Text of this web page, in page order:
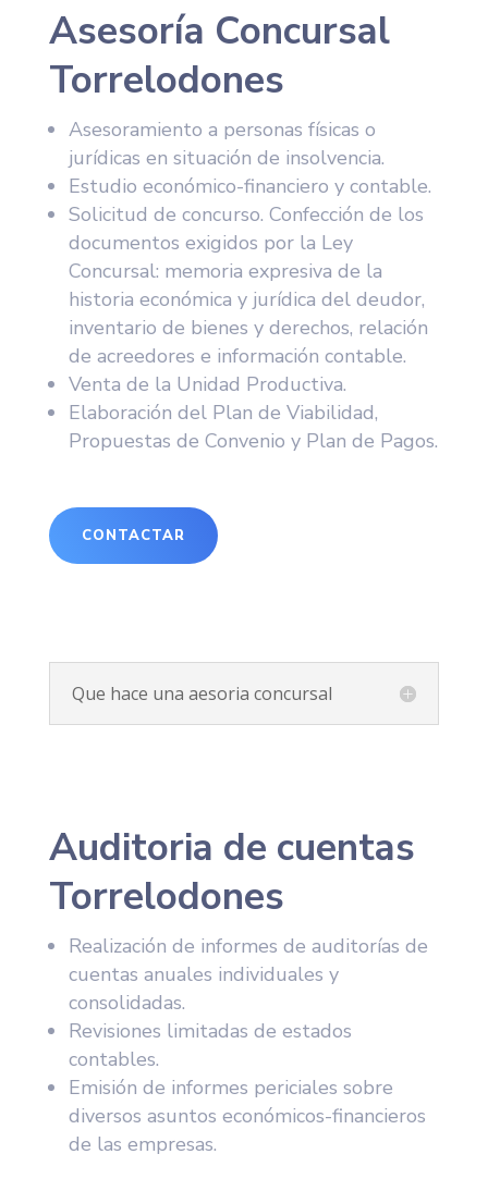
Asesoría Concursal
Torrelodones
Asesoramiento a personas físicas o
jurídicas en situación de insolvencia.
Estudio económico-financiero y contable.
Solicitud de concurso. Confección de los
documentos exigidos por la Ley
Concursal: memoria expresiva de la
historia económica y jurídica del deudor,
inventario de bienes y derechos, relación
de acreedores e información contable.
Venta de la Unidad Productiva.
Elaboración del Plan de Viabilidad,
Propuestas de Convenio y Plan de Pagos.
CONTACTAR
Que hace una aesoria concursal
Auditoria de cuentas
Torrelodones
Realización de informes de auditorías de
cuentas anuales individuales y
consolidadas.
Revisiones limitadas de estados
contables.
Emisión de informes periciales sobre
diversos asuntos económicos-financieros
de las empresas.